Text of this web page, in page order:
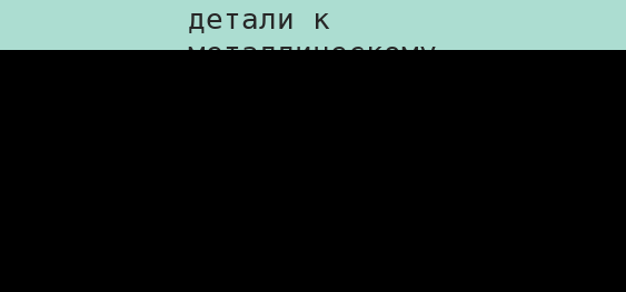
детали к
металлическому